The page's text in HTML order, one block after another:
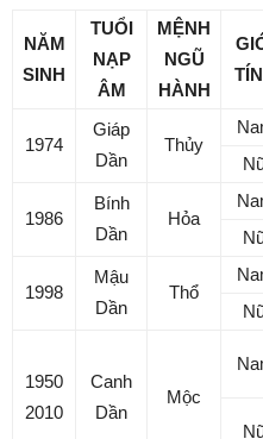
NĂM
SINH
TUỔI
NẠP
ÂM
MỆNH
NGŨ
HÀNH
1974
Giáp
Dần
Thủy
1986
Bính
Dần
Hỏa
1998
Mậu
Dần
Thổ
1950
2010
Canh
Dần
Mộc